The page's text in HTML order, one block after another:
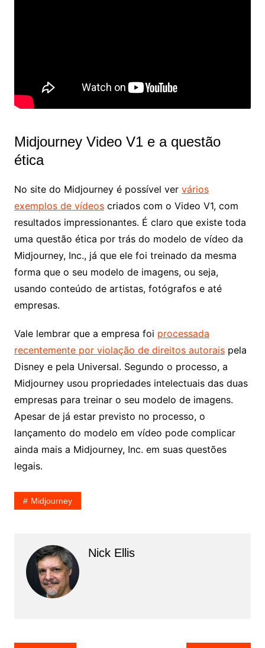
Midjourney Video V1 e a questão
ética
No site do Midjourney é possível ver vários
exemplos de vídeoscriados com o Video V1, com
resultados impressionantes. É claro que existe toda
uma questão ética por trás do modelo de vídeo da
Midjourney, Inc., já que ele foi treinado da mesma
forma que o seu modelo de imagens, ou seja,
usando conteúdo de artistas, fotógrafos e até
empresas.
Vale lembrar que a empresa foi processada
recentemente por violação de direitos autoraispela
Disney e pela Universal. Segundo o processo, a
Midjourney usou propriedades intelectuais das duas
empresas para treinar o seu modelo de imagens.
Apesar de já estar previsto no processo, o
lançamento do modelo em vídeo pode complicar
ainda mais a Midjourney, Inc. em suas questões
legais.
Midjourney
Nick Ellis